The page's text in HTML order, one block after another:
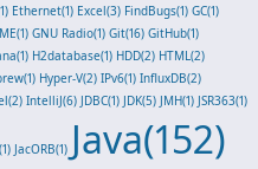
Ethernet(1) Excel(3) FindBugs(1) GC(1)
GNU Radio(1) Git(16) GitHub(1)
H2database(1) HDD(2) HTML(2)
Hyper-V(2) IPv6(1) InfluxDB(2)
IntelliJ(6) JDBC(1) JDK(5) JMH(1) JSR363(1)
JacORB(1) Java(152)